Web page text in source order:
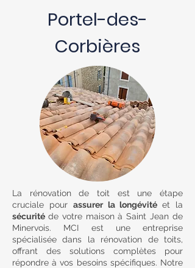
Portel-des-
Corbières
La rénovation de toit est une étape
cruciale pour assurer la longévitéet la
sécurité de votre maison à Saint Jean de
Minervois. MCI est une entreprise
spécialisée dans la rénovation de toits,
offrant des solutions complètes pour
répondre à vos besoins spécifiques. Notre